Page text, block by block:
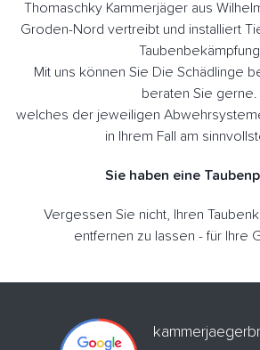
Thomaschky Kammerjäger aus
Groden-Nord vertreibt und installiert
Taubenbekämpfung
Mit uns können Sie Die Schädlinge
beraten Sie gerne.
welches der jeweiligen
in Ihrem Fall am
Sie haben eine
Vergessen Sie nicht, Ihren
entfernen zu lassen - für Ihre